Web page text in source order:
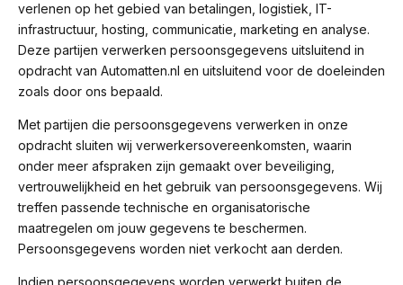
verlenen op het gebied van betalingen, logistiek, IT-
infrastructuur, hosting, communicatie, marketing en analyse.
Deze partijen verwerken persoonsgegevens uitsluitend in
opdracht van Automatten.nl en uitsluitend voor de doeleinden
zoals door ons bepaald.
Met partijen die persoonsgegevens verwerken in onze
opdracht sluiten wij verwerkersovereenkomsten, waarin
onder meer afspraken zijn gemaakt over beveiliging,
vertrouwelijkheid en het gebruik van persoonsgegevens. Wij
treffen passende technische en organisatorische
maatregelen om jouw gegevens te beschermen.
Persoonsgegevens worden niet verkocht aan derden.